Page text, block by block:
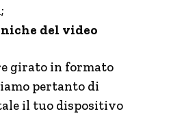
del video
girato in formato
pertanto di
il tuo dispositivo